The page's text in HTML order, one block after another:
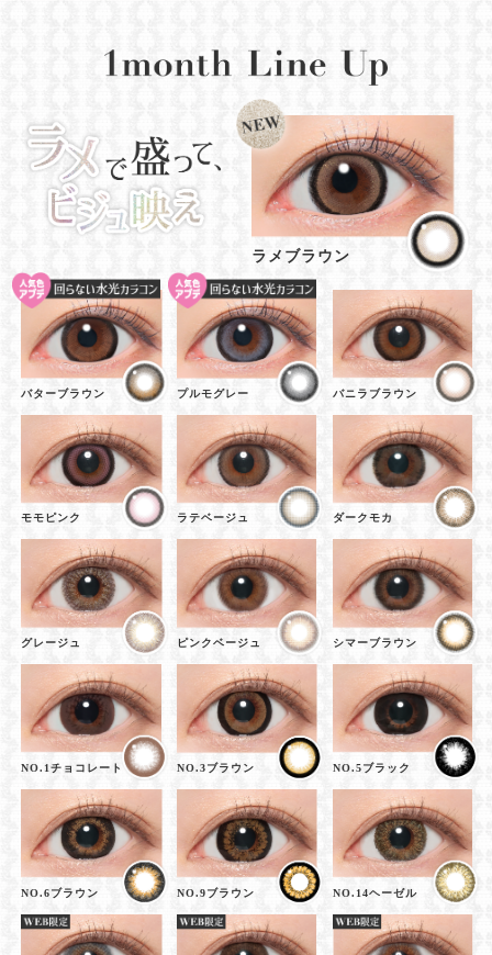
ラメブラウン
バターブラウン プルモグレー バニラブラウン
モモピンク ラテベージュ ダークモカ
グレージュ ピンクベージュ シマーブラウン
NO.1チョコレート NO.3ブラウン NO.5ブラック
NO.6ブラウン NO.9ブラウン NO.14ヘーゼル